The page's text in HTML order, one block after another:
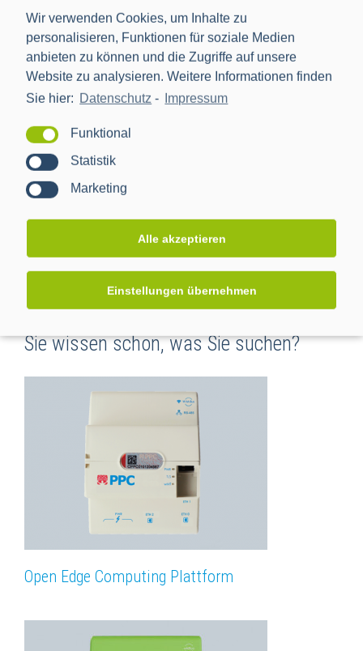
Wir verwenden Cookies, um Inhalte zu
personalisieren, Funktionen für soziale Medien
anbieten zu können und die Zugriffe auf unsere
Website zu analysieren. Weitere Informationen finden
Sie hier: Datenschutz - Impressum
Funktional
Statistik
Marketing
Alle akzeptieren
Einstellungen übernehmen
UNSERE CLS-ANWENDUNGEN
Wir haben für jeden Fall das richtige
CLS
Sie wissen schon, was Sie suchen?
Open Edge Computing Plattform